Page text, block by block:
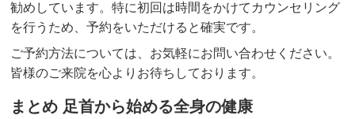
勧めしています。特に初回は時間をかけてカウンセリング
を行うため、予約をいただけると確実です。
ご予約方法については、お気軽にお問い合わせください。
皆様のご来院を心よりお待ちしております。
まとめ 足首から始める全身の健康